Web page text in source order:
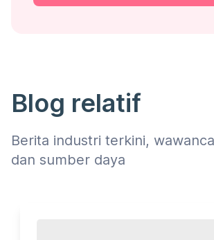
Blog relatif
Berita industri terkini,
dan sumber daya